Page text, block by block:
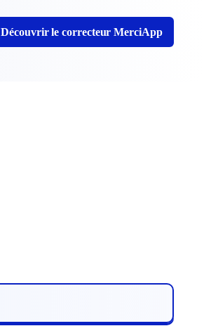
Découvrir le correcteur MerciApp